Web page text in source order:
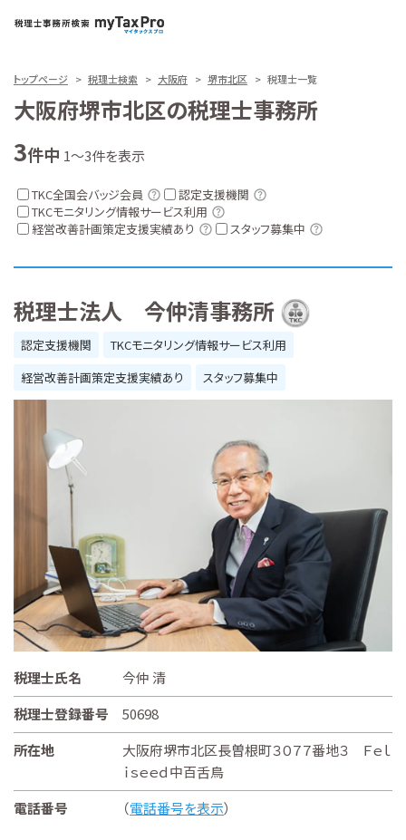
トップページ 税理士検索 大阪府 堺市北区 税理士一覧
大阪府堺市北区の税理士事務所
3件中 1～3件を表示
TKC全国会バッジ会員
認定支援機関
TKCモニタリング情報サービス利用
経営改善計画策定支援実績あり
スタッフ募集中
税理士法人 今仲清事務所
認定支援機関
TKCモニタリング情報サービス利用
経営改善計画策定支援実績あり
スタッフ募集中
税理士氏名
今仲 清
税理士登録番号
50698
所在地
大阪府堺市北区長曽根町３０７７番地３ Ｆｅｌ
ｉｓｅｅｄ中百舌鳥
電話番号
（電話番号を表示）